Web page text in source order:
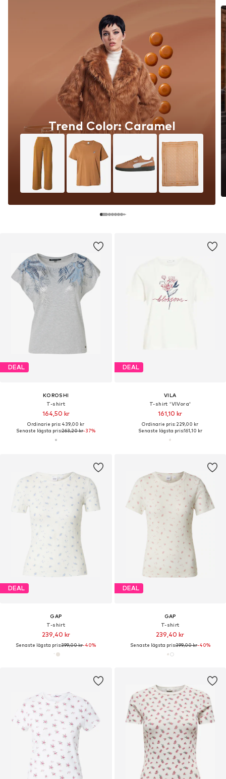
Trend Color: Caramel
DEAL
KOROSHI
T-shirt
164,50 kr
Ordinarie pris: 439,00 kr
Senaste lägsta pris:263,20 kr-37%
DEAL
VILA
T-shirt 'VIVora'
161,10 kr
Ordinarie pris: 229,00 kr
Senaste lägsta pris:161,10 kr
DEAL
GAP
T-shirt
239,40 kr
Senaste lägsta pris:399,00 kr-40%
DEAL
GAP
T-shirt
239,40 kr
Senaste lägsta pris:399,00 kr-40%